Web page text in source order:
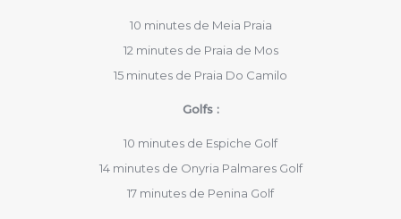
10 minutes de Meia Praia
12 minutes de Praia de Mos
15 minutes de Praia Do Camilo
Golfs :
10 minutes de Espiche Golf
14 minutes de Onyria Palmares Golf
17 minutes de Penina Golf